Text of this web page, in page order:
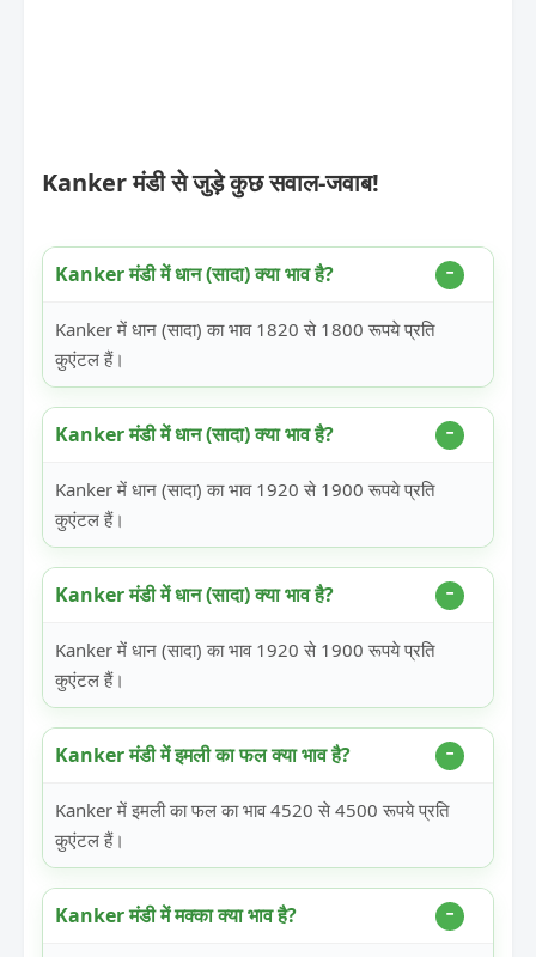
Kanker मंडी से जुड़े कुछ सवाल-जवाब!
Kanker मंडी में धान (सादा) क्या भाव है?
Kanker में धान (सादा) का भाव 1820 से 1800 रूपये प्रति
कुएंटल हैं।
Kanker मंडी में धान (सादा) क्या भाव है?
Kanker में धान (सादा) का भाव 1920 से 1900 रूपये प्रति
कुएंटल हैं।
Kanker मंडी में धान (सादा) क्या भाव है?
Kanker में धान (सादा) का भाव 1920 से 1900 रूपये प्रति
कुएंटल हैं।
Kanker मंडी में इमली का फल क्या भाव है?
Kanker में इमली का फल का भाव 4520 से 4500 रूपये प्रति
कुएंटल हैं।
Kanker मंडी में मक्का क्या भाव है?